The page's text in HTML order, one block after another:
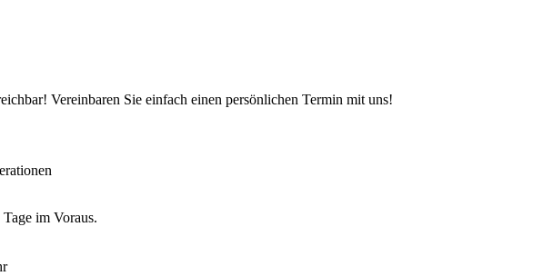
Vereinbaren Sie einfach einen persönlichen Termin mit uns!
im Voraus.